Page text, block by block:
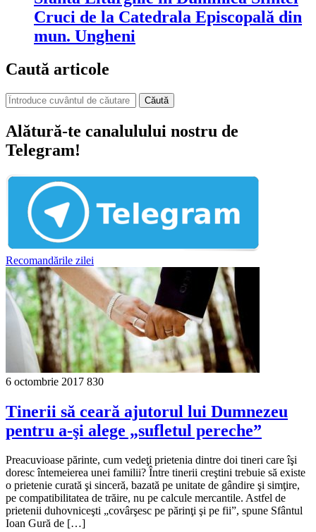
Cruci de la Catedrala Episcopală din
mun. Ungheni
Caută articole
Căută
Alătură-te canalulului nostru de
Telegram!
Recomandările zilei
6 octombrie 2017 830
Tinerii să ceară ajutorul lui Dumnezeu
pentru a-şi alege „sufletul pereche”
Preacuvioase părinte, cum vedeţi prietenia dintre doi tineri care îşi
doresc întemeierea unei familii? Între tinerii creştini trebuie să existe
o prietenie curată şi sinceră, bazată pe unitate de gândire şi simţire,
pe compatibilitatea de trăire, nu pe calcule mercantile. Astfel de
prietenii duhovniceşti „covârşesc pe părinţi şi pe fii”, spune Sfântul
Ioan Gură de […]